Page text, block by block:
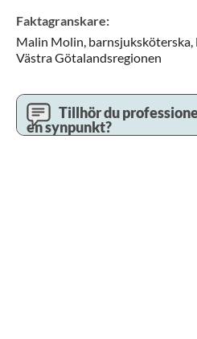
Faktagranskare:
Malin Molin, barnsjuksköterska,
Västra Götalandsregionen
Tillhör du
en synpunkt?